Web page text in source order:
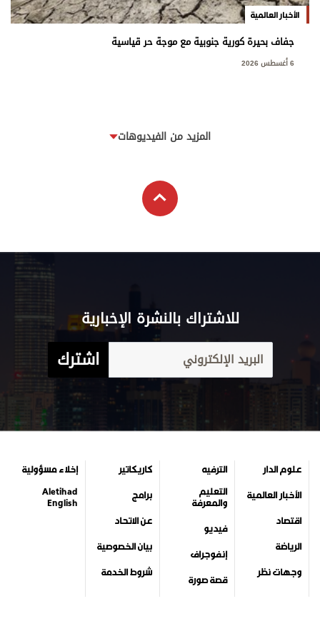
الأخبار العالمية
جفاف بحيرة كورية جنوبية مع موجة حر قياسية
6 أغسطس 2026
المزيد من الفيديوهات
للاشتراك بالنشرة الإخبارية
اشترك
علوم الدار
الأخبار العالمية
اقتصاد
الرياضة
وجهات نظر
الترفيه
التعليم
والمعرفة
فيديو
إنفوجراف
قصة صورة
كاريكاتير
برامج
عن الاتحاد
بيان الخصوصية
شروط الخدمة
إخلاء مسؤولية
Aletihad
English